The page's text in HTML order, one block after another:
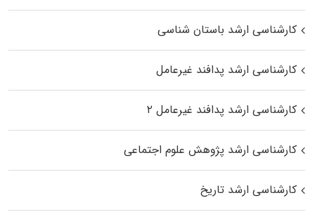
کارشناسی ارشد باستان شناسی
کارشناسی ارشد پدافند غیرعامل
کارشناسی ارشد پدافند غیرعامل ۲
کارشناسی ارشد پژوهش علوم اجتماعی
کارشناسی ارشد تاریخ